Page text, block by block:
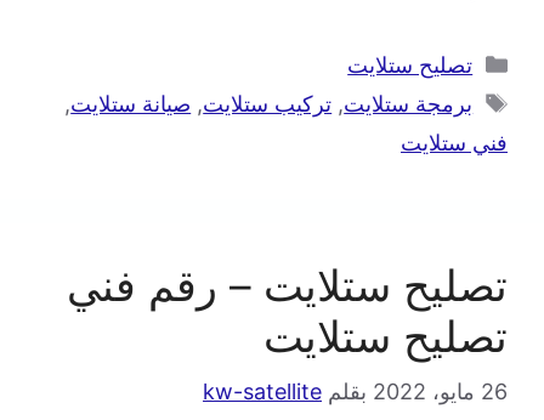
تصليح ستلايت
برمجة ستلايت, تركيب ستلايت, صيانة ستلايت,
فني ستلايت
تصليح ستلايت – رقم فني
تصليح ستلايت
26 مايو، 2022 بقلم kw-satellite